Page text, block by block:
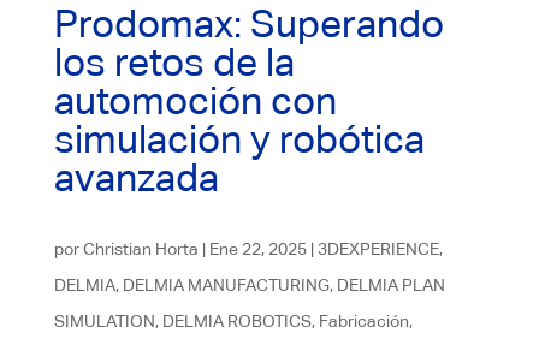
Prodomax: Superando
los retos de la
automoción con
simulación y robótica
avanzada
porChristian Horta | Ene 22, 2025|3DEXPERIENCE,
DELMIA, DELMIA MANUFACTURING, DELMIA PLAN
SIMULATION, DELMIA ROBOTICS, Fabricación,